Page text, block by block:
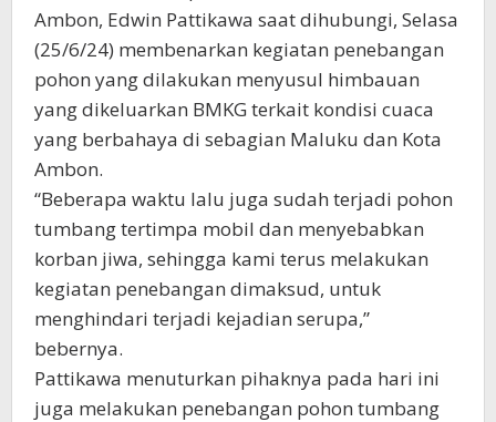
Ambon, Edwin Pattikawa saat dihubungi, Selasa
(25/6/24) membenarkan kegiatan penebangan
pohon yang dilakukan menyusul himbauan
yang dikeluarkan BMKG terkait kondisi cuaca
yang berbahaya di sebagian Maluku dan Kota
Ambon.
“Beberapa waktu lalu juga sudah terjadi pohon
tumbang tertimpa mobil dan menyebabkan
korban jiwa, sehingga kami terus melakukan
kegiatan penebangan dimaksud, untuk
menghindari terjadi kejadian serupa,”
bebernya.
Pattikawa menuturkan pihaknya pada hari ini
juga melakukan penebangan pohon tumbang